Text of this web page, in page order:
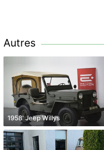
Autres
1958' Jeep Willys